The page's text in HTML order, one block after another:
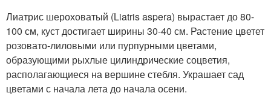
Лиатрис шероховатый (Liatris aspera) вырастает до 80-
100 см, куст достигает ширины 30-40 см. Растение цветет
розовато-лиловыми или пурпурными цветами,
образующими рыхлые цилиндрические соцветия,
располагающиеся на вершине стебля. Украшает сад
цветами с начала лета до начала осени.